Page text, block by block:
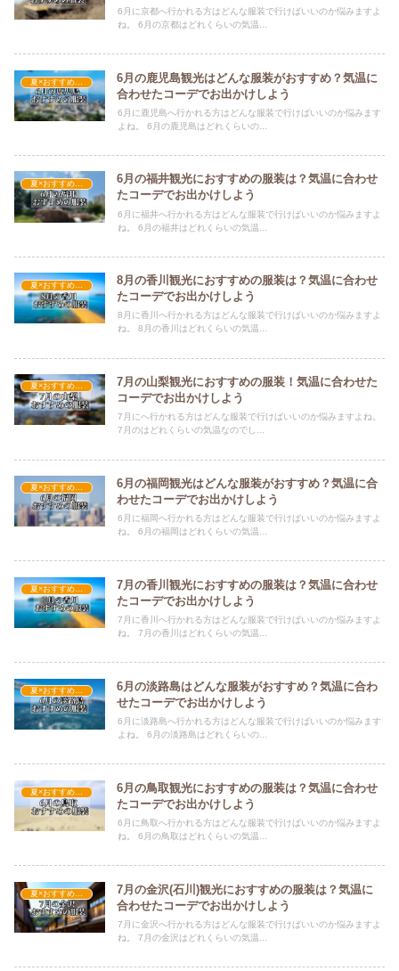
6月に京都へ行かれる方はどんな服装で行けばいいのか悩みますよ
ね。 6月の京都はどれくらいの気温...
6月の鹿児島観光はどんな服装がおすすめ？気温に
合わせたコーデでお出かけしよう
6月に鹿児島へ行かれる方はどんな服装で行けばいいのか悩みます
よね。 6月の鹿児島はどれくらいの...
6月の福井観光におすすめの服装は？気温に合わせ
たコーデでお出かけしよう
6月に福井へ行かれる方はどんな服装で行けばいいのか悩みますよ
ね。 6月の福井はどれくらいの気温...
8月の香川観光におすすめの服装は？気温に合わせ
たコーデでお出かけしよう
8月に香川へ行かれる方はどんな服装で行けばいいのか悩みますよ
ね。 8月の香川はどれくらいの気温...
夏×おすすめの服装
7月の山梨観光におすすめの服装！気温に合わせた
コーデでお出かけしよう
7月にへ行かれる方はどんな服装で行けばいいのか悩みますよね。
7月のはどれくらいの気温なのでし...
夏×おすすめの服装
6月の福岡観光はどんな服装がおすすめ？気温に合
わせたコーデでお出かけしよう
6月に福岡へ行かれる方はどんな服装で行けばいいのか悩みますよ
ね。 6月の福岡はどれくらいの気温...
夏×おすすめの服装
7月の香川観光におすすめの服装は？気温に合わせ
たコーデでお出かけしよう
7月に香川へ行かれる方はどんな服装で行けばいいのか悩みますよ
ね。 7月の香川はどれくらいの気温...
夏×おすすめの服装
6月の淡路島はどんな服装がおすすめ？気温に合わ
せたコーデでお出かけしよう
6月に淡路島へ行かれる方はどんな服装で行けばいいのか悩みます
よね。 6月の淡路島はどれくらいの...
夏×おすすめの服装
6月の鳥取観光におすすめの服装は？気温に合わせ
たコーデでお出かけしよう
6月に鳥取へ行かれる方はどんな服装で行けばいいのか悩みますよ
ね。 6月の鳥取はどれくらいの気温...
7月の金沢(石川)観光におすすめの服装は？気温に
合わせたコーデでお出かけしよう
7月に金沢へ行かれる方はどんな服装で行けばいいのか悩みますよ
ね。 7月の金沢はどれくらいの気温...